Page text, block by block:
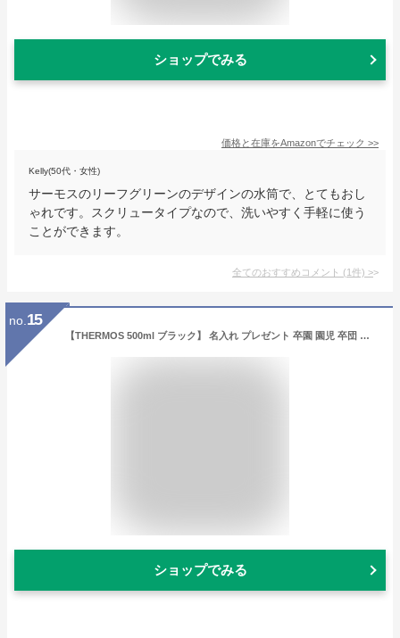
ショップでみる
価格と在庫をAmazonでチェック >>
Kelly(50代・女性)
サーモスのリーフグリーンのデザインの水筒で、とてもおし
ゃれです。スクリュータイプなので、洗いやすく手軽に使う
ことができます。
全てのおすすめコメント (1件) >
no. 15
【THERMOS 500ml ブラック】 名入れ プレゼント 卒園 園児 卒団 卒業 スポ少 監督 先生 誕生日 記念日 ギフト 贈答品 贈り物 還暦祝い 記念品 お祝い 記念品 水筒 オリジナル おしゃれ メッセージ 名入れ 食洗機対応 メンズ 通勤 通学 保冷 保温 BK 500
ショップでみる